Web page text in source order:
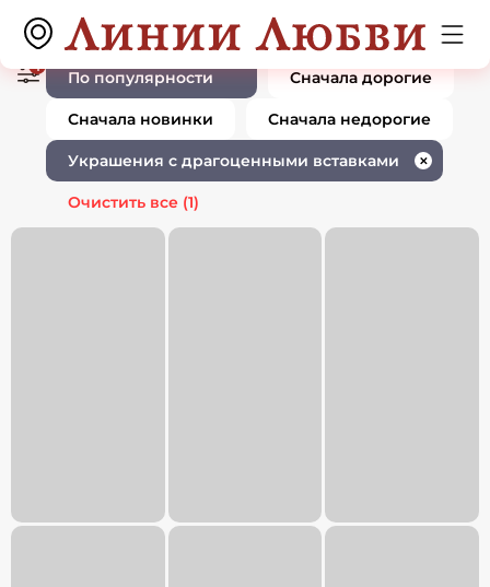
Ювелирные изделия украшения с
драгоценными вставками
0 товаров
1
По популярности Сначала дорогие
Сначала новинки Сначала недорогие
Украшения с драгоценными вставками ✕
Очистить все (1)